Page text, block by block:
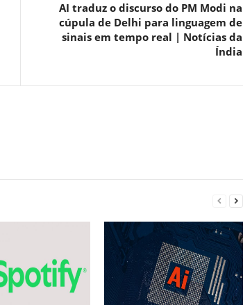
AI traduz o discurso do PM Modi na
cúpula de Delhi para linguagem de
sinais em tempo real | Notícias da
Índia